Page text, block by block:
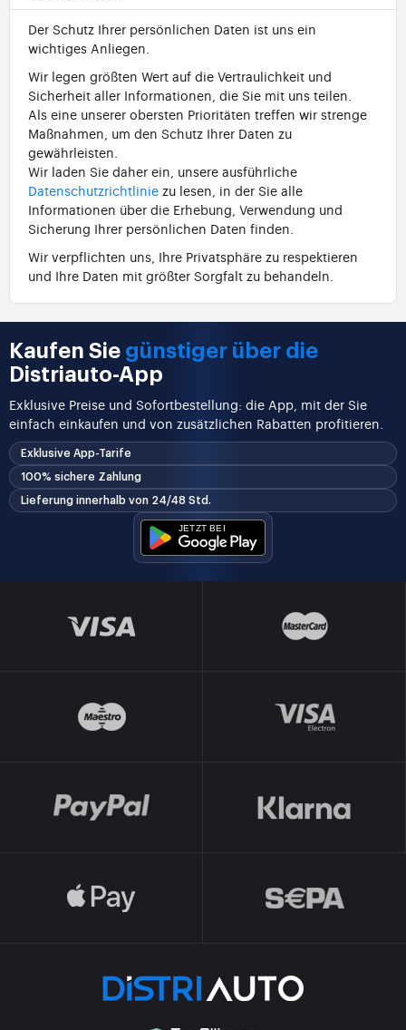
Der Schutz Ihrer persönlichen Daten ist uns ein
wichtiges Anliegen.
Wir legen größten Wert auf die Vertraulichkeit und
Sicherheit aller Informationen, die Sie mit uns teilen.
Als eine unserer obersten Prioritäten treffen wir strenge
Maßnahmen, um den Schutz Ihrer Daten zu
gewährleisten.
Wir laden Sie daher ein, unsere ausführliche
Datenschutzrichtlinie zu lesen, in der Sie alle
Informationen über die Erhebung, Verwendung und
Sicherung Ihrer persönlichen Daten finden.
Wir verpflichten uns, Ihre Privatsphäre zu respektieren
und Ihre Daten mit größter Sorgfalt zu behandeln.
Kaufen Sie günstiger über die
Distriauto-App
Exklusive Preise und Sofortbestellung: die App, mit der Sie
einfach einkaufen und von zusätzlichen Rabatten profitieren.
Exklusive App-Tarife
100% sichere Zahlung
Lieferung innerhalb von 24/48 Std.